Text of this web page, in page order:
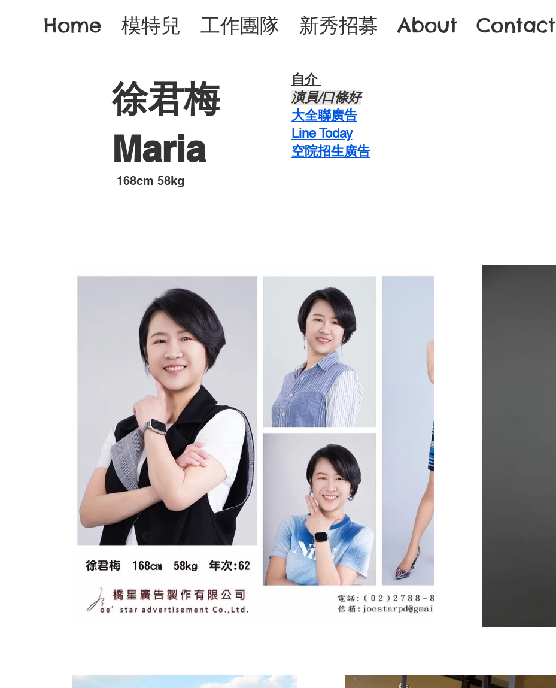
Home 模特兒 工作團隊 新秀招募 About Contact
徐君梅
Maria
​168cm 58kg
自介 ​
​演員/口條好
​大全聯廣告
Line Today
空院招生廣告